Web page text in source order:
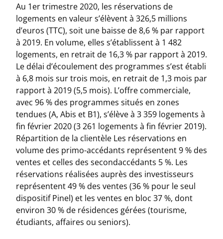
Au 1er trimestre 2020, les réservations de
logements en valeur s’élèvent à 326,5 millions
d’euros (TTC), soit une baisse de 8,6 % par rapport
à 2019. En volume, elles s’établissent à 1 482
logements, en retrait de 16,3 % par rapport à 2019.
Le délai d’écoulement des programmes s’est établi
à 6,8 mois sur trois mois, en retrait de 1,3 mois par
rapport à 2019 (5,5 mois). L’offre commerciale,
avec 96 % des programmes situés en zones
tendues (A, Abis et B1), s’élève à 3 359 logements à
fin février 2020 (3 261 logements à fin février 2019).
Répartition de la clientèle Les réservations en
volume des primo-accédants représentent 9 % des
ventes et celles des secondaccédants 5 %. Les
réservations réalisées auprès des investisseurs
représentent 49 % des ventes (36 % pour le seul
dispositif Pinel) et les ventes en bloc 37 %, dont
environ 30 % de résidences gérées (tourisme,
étudiants, affaires ou seniors).